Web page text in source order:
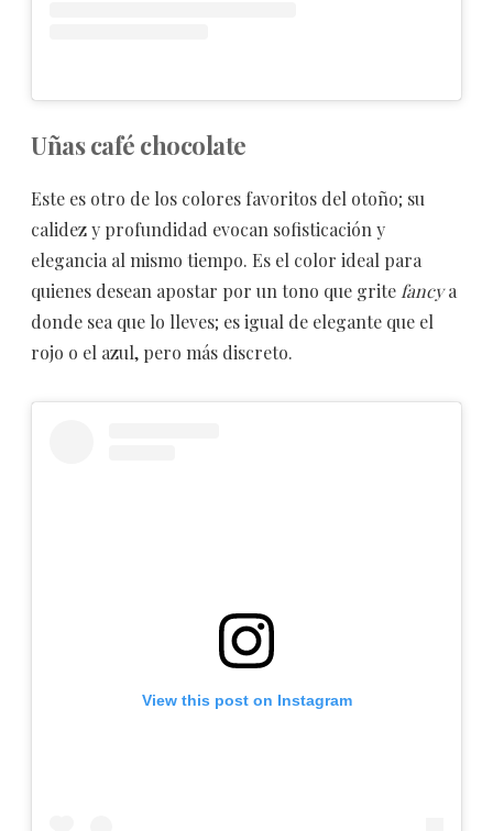
Uñas café chocolate
Este es otro de los colores favoritos del otoño; su
calidez y profundidad evocan sofisticación y
elegancia al mismo tiempo. Es el color ideal para
quienes desean apostar por un tono que grite fancya
donde sea que lo lleves; es igual de elegante que el
rojo o el azul, pero más discreto.
View this post on Instagram